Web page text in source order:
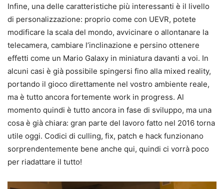
Infine, una delle caratteristiche più interessanti è il livello
di personalizzazione: proprio come con UEVR, potete
modificare la scala del mondo, avvicinare o allontanare la
telecamera, cambiare l’inclinazione e persino ottenere
effetti come un Mario Galaxy in miniatura davanti a voi. In
alcuni casi è già possibile spingersi fino alla mixed reality,
portando il gioco direttamente nel vostro ambiente reale,
ma è tutto ancora fortemente work in progress. Al
momento quindi è tutto ancora in fase di sviluppo, ma una
cosa è già chiara: gran parte del lavoro fatto nel 2016 torna
utile oggi. Codici di culling, fix, patch e hack funzionano
sorprendentemente bene anche qui, quindi ci vorrà poco
per riadattare il tutto!